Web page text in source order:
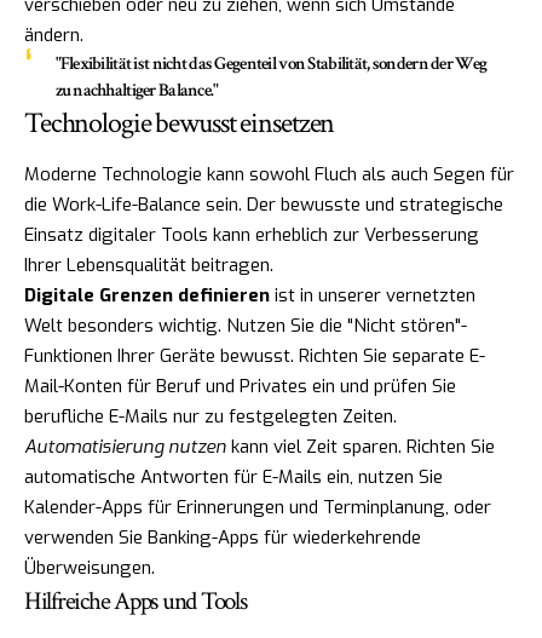
ändern.
"Flexibilität ist nicht das Gegenteil von Stabilität, sondern der Weg
zu nachhaltiger Balance."
Technologie bewusst einsetzen
Moderne Technologie kann sowohl Fluch als auch Segen für
die Work-Life-Balance sein. Der bewusste und strategische
Einsatz digitaler Tools kann erheblich zur Verbesserung
Ihrer Lebensqualität beitragen.
Digitale Grenzen definieren ist in unserer vernetzten
Welt besonders wichtig. Nutzen Sie die "Nicht stören"-
Funktionen Ihrer Geräte bewusst. Richten Sie separate E-
Mail-Konten für Beruf und Privates ein und prüfen Sie
berufliche E-Mails nur zu festgelegten Zeiten.
Automatisierung nutzen kann viel Zeit sparen. Richten Sie
automatische Antworten für E-Mails ein, nutzen Sie
Kalender-Apps für Erinnerungen und Terminplanung, oder
verwenden Sie Banking-Apps für wiederkehrende
Überweisungen.
Hilfreiche Apps und Tools